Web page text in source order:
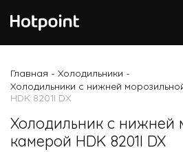
Морозильные камеры
Стиральные и сушильные машины
Посудомоечные машины
Главная - Холодильники -
Холодильники с нижней
HDK 8201I DX
Холодильник с нижней
камерой HDK 8201I DX